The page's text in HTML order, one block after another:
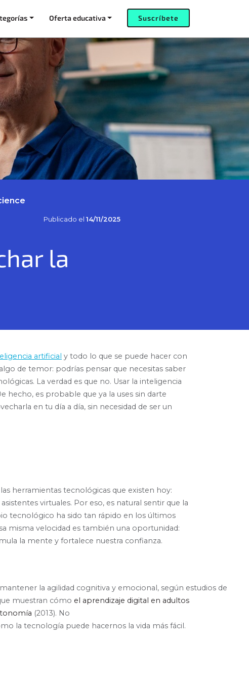
Oferta educativa Suscríbete
Publicado el 14/11/2025
la
artificial y todo lo que se puede hacer con
de temor: podrías pensar que necesitas saber
La verdad es que no. Usar la inteligencia
hecho, es probable que ya la uses sin darte
en tu día a día, sin necesidad de ser un
herramientas tecnológicas que existen hoy:
virtuales. Por eso, es natural sentir que la
tecnológico ha sido tan rápido en los últimos
misma velocidad es también una oportunidad:
la mente y fortalece nuestra confianza.
la agilidad cognitiva y emocional, según estudios de
muestran cómo el aprendizaje digital en adultos
(2013). No
la tecnología puede hacernos la vida más fácil.